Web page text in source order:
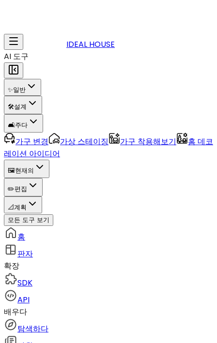
IDEAL HOUSE
AI 도구
✨일반
🛠️설계
🛋️주다
가구 변경 가상 스테이징 가구 착용해보기
홈 데코
레이션 아이디어
🖼️현재의
✏️편집
📐계획
모든 도구 보기
홈
판자
확장
SDK
API
배우다
탐색하다